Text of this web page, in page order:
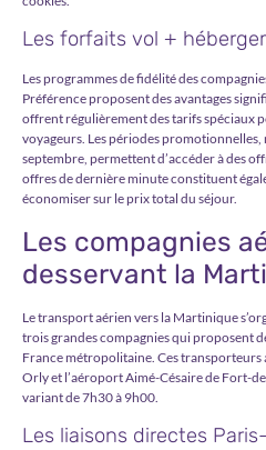
Les forfaits vol +
Les programmes de fidélité des
Préférence proposent des avantages
offrent régulièrement des tarifs spéciaux
voyageurs. Les périodes promotionnelles,
septembre, permettent d’accéder à des
offres de dernière minute constituent
économiser sur le prix total du séjour.
Les compagnies
desservant la
Le transport aérien vers la Martinique
trois grandes compagnies qui proposent
France métropolitaine. Ces transporteurs
Orly et l’aéroport Aimé-Césaire de Fort-
variant de 7h30 à 9h00.
Les liaisons directes